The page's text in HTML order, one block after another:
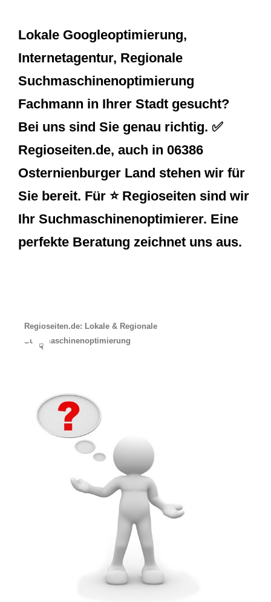
Lokale Googleoptimierung,
Internetagentur, Regionale
Suchmaschinenoptimierung
Fachmann in Ihrer Stadt gesucht?
Bei uns sind Sie genau richtig. ✅
Regioseiten.de, auch in 06386
Osternienburger Land stehen wir für
Sie bereit. Für ⭐ Regioseiten sind wir
Ihr Suchmaschinenoptimierer. Eine
perfekte Beratung zeichnet uns aus.
Regioseiten.de: Lokale & Regionale
Suchmaschinenoptimierung
☟